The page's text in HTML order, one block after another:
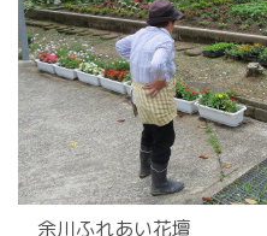
余川ふれあい花壇